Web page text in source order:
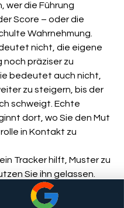
wer die Führung
Score – oder die
Wahrnehmung.
nicht, die eigene
noch präziser zu
bedeutet auch nicht,
zu steigern, bis der
schweigt. Echte
dort, wo Sie den Mut
in Kontakt zu
Tracker hilft, Muster zu
Sie ihn gelassen.
abhängiger
gegenüber Ihrem